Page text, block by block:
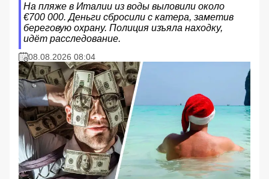
На пляже в Италии из воды выловили около
€700 000. Деньги сбросили с катера, заметив
береговую охрану. Полиция изъяла находку,
идёт расследование.
08.08.2026 08:04